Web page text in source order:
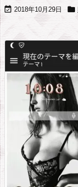
 2018年10月29日 